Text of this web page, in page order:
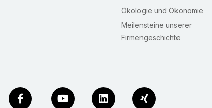
Ökologie und Ökonomie
Meilensteine unserer
Firmengeschichte